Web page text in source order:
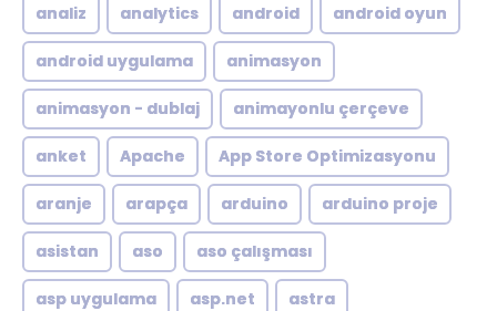
analiz analytics android android oyun
android uygulama animasyon
animasyon - dublaj animayonlu çerçeve
anket Apache App Store Optimizasyonu
aranje arapça arduino arduino proje
asistan aso aso çalışması
asp uygulama asp.net astra